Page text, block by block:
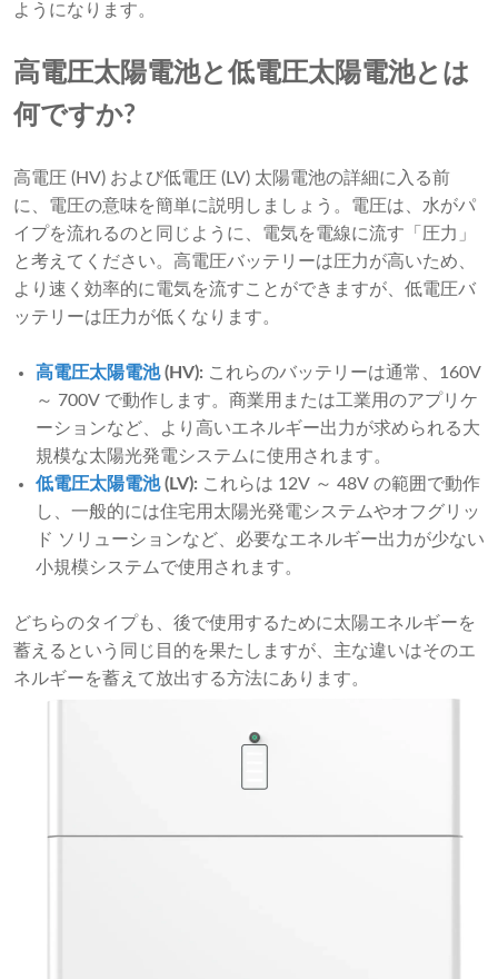
ようになります。
高電圧太陽電池と低電圧太陽電池とは
何ですか?
高電圧 (HV) および低電圧 (LV) 太陽電池の詳細に入る前
に、電圧の意味を簡単に説明しましょう。電圧は、水がパ
イプを流れるのと同じように、電気を電線に流す「圧力」
と考えてください。高電圧バッテリーは圧力が高いため、
より速く効率的に電気を流すことができますが、低電圧バ
ッテリーは圧力が低くなります。
高電圧太陽電池(HV): これらのバッテリーは通常、160V
～ 700V で動作します。商業用または工業用のアプリケ
ーションなど、より高いエネルギー出力が求められる大
規模な太陽光発電システムに使用されます。
低電圧太陽電池(LV): これらは 12V ～ 48V の範囲で動作
し、一般的には住宅用太陽光発電システムやオフグリッ
ド ソリューションなど、必要なエネルギー出力が少ない
小規模システムで使用されます。
どちらのタイプも、後で使用するために太陽エネルギーを
蓄えるという同じ目的を果たしますが、主な違いはそのエ
ネルギーを蓄えて放出する方法にあります。